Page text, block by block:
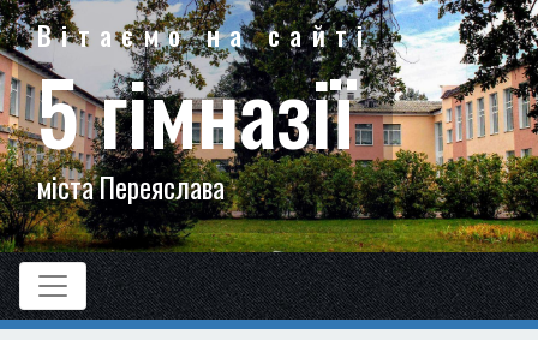
Вітаємо на сайті
5 гімназії
міста Переяслава